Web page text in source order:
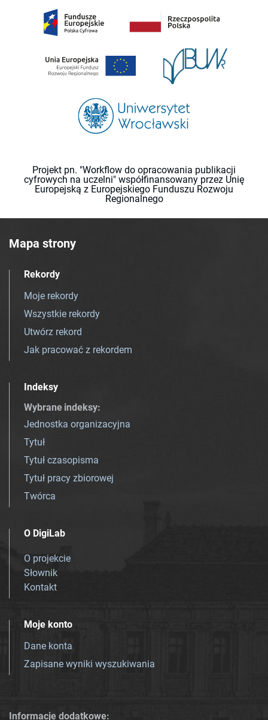
Projekt pn. "Workflow do opracowania publikacji
cyfrowych na uczelni" współfinansowany przez Unię
Europejską z Europejskiego Funduszu Rozwoju
Regionalnego
Mapa strony
Rekordy
Moje rekordy
Wszystkie rekordy
Utwórz rekord
Jak pracować z rekordem
Indeksy
Wybrane indeksy:
Jednostka organizacyjna
Tytuł
Tytuł czasopisma
Tytuł pracy zbiorowej
Twórca
O DigiLab
O projekcie
Słownik
Kontakt
Moje konto
Dane konta
Zapisane wyniki wyszukiwania
Informacje dodatkowe: